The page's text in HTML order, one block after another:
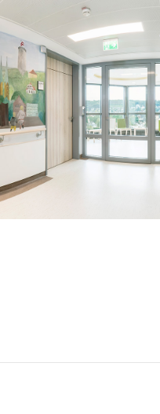
Mon - Fri 8:00am - 5:00pm
(GMT +1)